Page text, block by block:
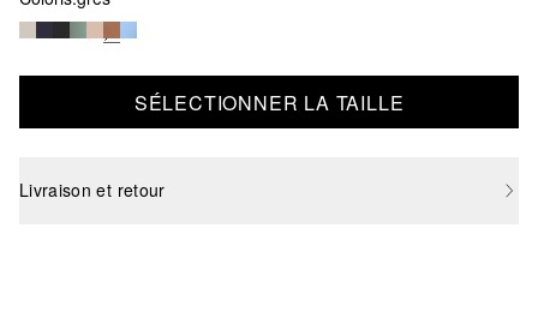
SÉLECTIONNER LA TAILLE
Livraison et retour